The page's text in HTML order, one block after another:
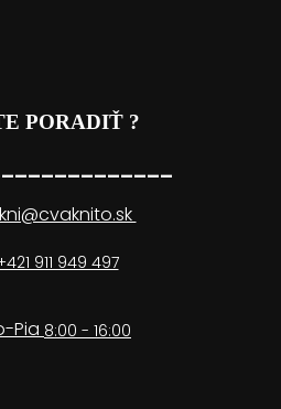
PORADIŤ ?
911 949 497
Pia8:00 - 16:00